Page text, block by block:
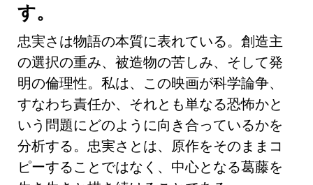
す。
忠実さは物語の本質に表れている。創造主
の選択の重み、被造物の苦しみ、そして発
明の倫理性。私は、この映画が科学論争、
すなわち責任か、それとも単なる恐怖かと
いう問題にどのように向き合っているかを
分析する。忠実さとは、原作をそのままコ
ピーすることではなく、中心となる葛藤を